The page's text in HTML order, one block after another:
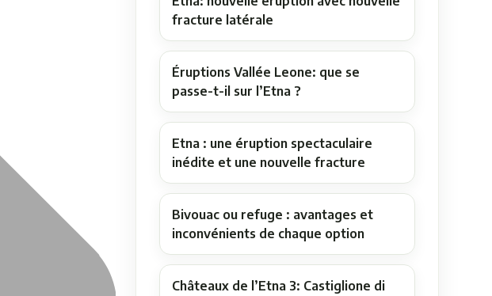
fracture latérale
Éruptions Vallée Leone: que se
passe-t-il sur l’Etna ?
Etna : une éruption spectaculaire
inédite et une nouvelle fracture
Bivouac ou refuge : avantages et
inconvénients de chaque option
Châteaux de l’Etna 3: Castiglione di